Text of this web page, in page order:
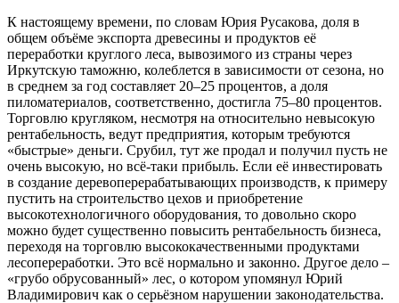
К настоящему времени, по словам Юрия Русакова, доля в
общем объёме экспорта древесины и продуктов её
переработки круглого леса, вывозимого из страны через
Иркутскую таможню, колеблется в зависимости от сезона, но
в среднем за год составляет 20–25 процентов, а доля
пиломатериалов, соответственно, достигла 75–80 процентов.
Торговлю кругляком, несмотря на относительно невысокую
рентабельность, ведут предприятия, которым требуются
«быстрые» деньги. Срубил, тут же продал и получил пусть не
очень высокую, но всё-таки прибыль. Если её инвестировать
в создание деревоперерабатывающих производств, к примеру
пустить на строительство цехов и приобретение
высокотехнологичного оборудования, то довольно скоро
можно будет существенно повысить рентабельность бизнеса,
переходя на торговлю высококачественными продуктами
лесопереработки. Это всё нормально и законно. Другое дело –
«грубо обрусованный» лес, о котором упомянул Юрий
Владимирович как о серьёзном нарушении законодательства.